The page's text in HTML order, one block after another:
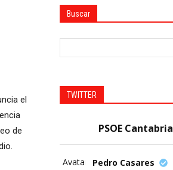
el
de
Buscar
TWITTER
PSOE Cantabria
Avatar Pedro Casares